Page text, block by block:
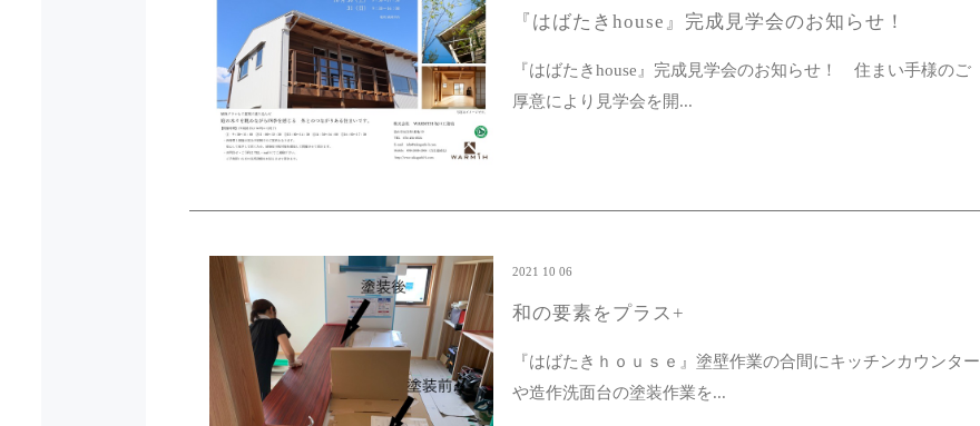
『はばたきhouse』完成見学会のお知らせ！
『はばたきhouse』完成見学会のお知らせ！ 住まい手様のご
厚意により見学会を開...
2021 10 06
和の要素をプラス+
『はばたきｈｏｕｓｅ』塗壁作業の合間にキッチンカウンター
や造作洗面台の塗装作業を...